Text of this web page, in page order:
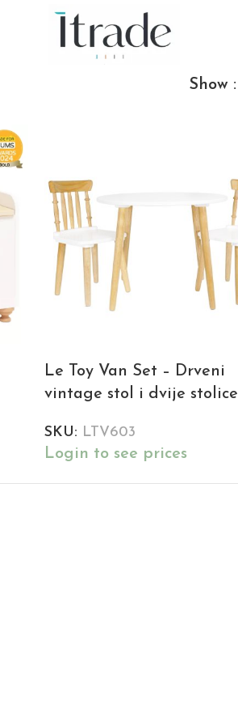
Show
Le Toy Van Set – Drveni
vintage stol i dvije stolice
SKU: LTV603
Login to see prices